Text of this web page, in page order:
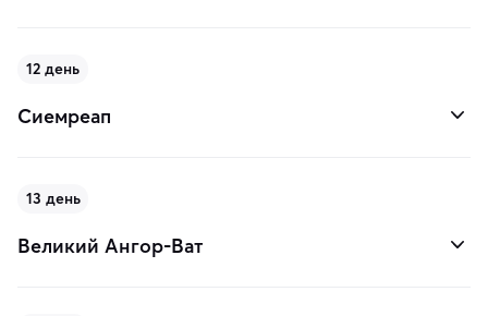
12 день
Сиемреап
13 день
Великий Ангор-Ват